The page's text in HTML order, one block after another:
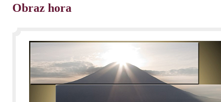
Obraz hora